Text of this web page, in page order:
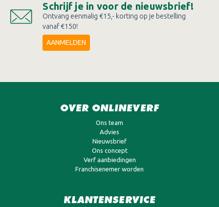
Schrijf je in voor de nieuwsbrief!
Ontvang eenmalig €15,- korting op je bestelling
vanaf €150!
AANMELDEN
OVER ONLINEVERF
Ons team
Advies
Nieuwsbrief
Ons concept
Verf aanbiedingen
Franchisenemer worden
KLANTENSERVICE